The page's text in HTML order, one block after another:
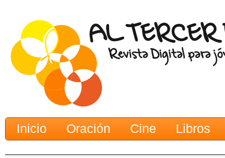
Inicio Oración Cine Libros